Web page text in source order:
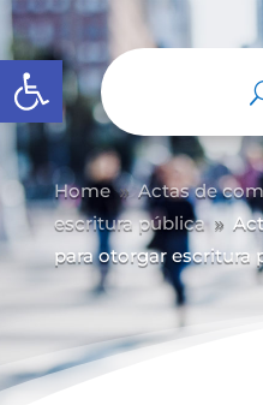
Abrir barra de
Home 9 Actas de
escritura pública
9
para otorgar escritura